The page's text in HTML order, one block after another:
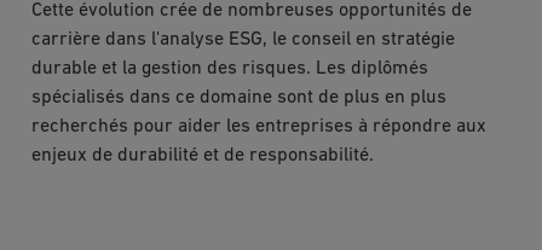
Cette évolution crée de nombreuses opportunités de
carrière dans l'analyse ESG, le conseil en stratégie
durable et la gestion des risques. Les diplômés
spécialisés dans ce domaine sont de plus en plus
recherchés pour aider les entreprises à répondre aux
enjeux de durabilité et de responsabilité.